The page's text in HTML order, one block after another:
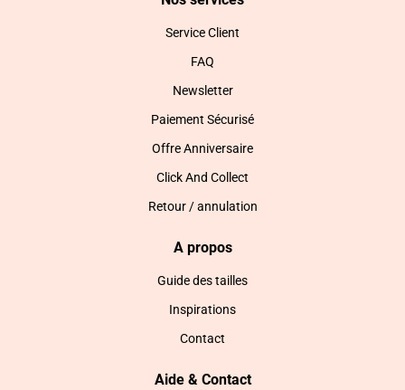
Service Client
FAQ
Newsletter
Paiement Sécurisé
Offre Anniversaire
Click And Collect
Retour / annulation
A propos
Guide des tailles
Inspirations
Contact
Aide & Contact